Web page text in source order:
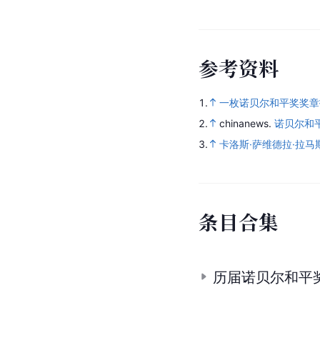
参考资料
1.
一枚诺贝尔和平奖奖
2.
chinanews. 诺贝尔和
3.
卡洛斯·萨维德拉·拉马
条目合集
历届诺贝尔和平